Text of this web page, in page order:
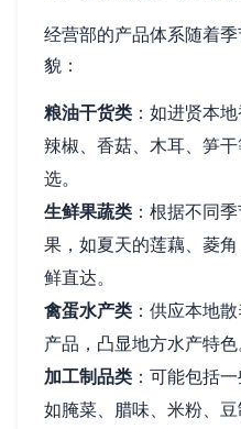
经营部的产品体系随着
貌：
粮油干货类 ：如进贤本
辣椒、香菇、木耳、笋
选。
生鲜果蔬类 ：根据不同
果，如夏天的莲藕、菱
鲜直达。
禽蛋水产类 ：供应本地
产品，凸显地方水产特色
加工制品类 ：可能包括
如腌菜、腊味、米粉、